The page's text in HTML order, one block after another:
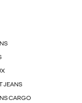
JEANS
CARGO